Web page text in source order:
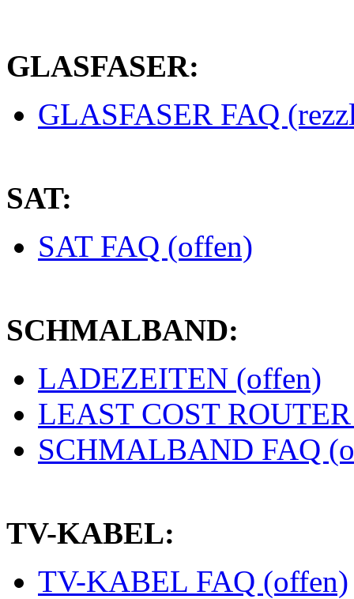
GLASFASER:
GLASFASER FAQ
SAT:
SAT FAQ (offen)
SCHMALBAND:
LADEZEITEN (offen)
LEAST COST
SCHMALBAND FAQ
TV-KABEL:
TV-KABEL FAQ (offen)